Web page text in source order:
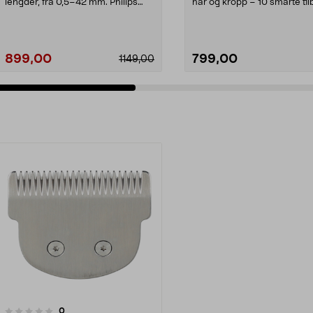
lengder, fra 0,5–42 mm. Philips
899,00 1149,00
hår og kropp – 10 smarte
799,00
0anmeldelser